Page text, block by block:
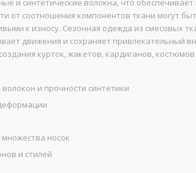
и синтетические волокна, что
от соотношения компонентов ткани могут
к износу. Сезонная одежда из смесовых
движения и сохраняет привлекательный
курток, жакетов, кардиганов,
и прочности синтетики
носок
и стилей